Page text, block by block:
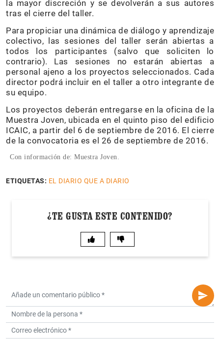
la mayor discreción y se devolverán a sus autores
tras el cierre del taller.
Para propiciar una dinámica de diálogo y aprendizaje
colectivo, las sesiones del taller serán abiertas a
todos los participantes (salvo que soliciten lo
contrario). Las sesiones no estarán abiertas a
personal ajeno a los proyectos seleccionados. Cada
director podrá incluir en el taller a otro integrante de
su equipo.
Los proyectos deberán entregarse en la oficina de la
Muestra Joven, ubicada en el quinto piso del edificio
ICAIC, a partir del 6 de septiembre de 2016. El cierre
de la convocatoria es el 26 de septiembre de 2016.
Con información de: Muestra Joven.
ETIQUETAS: EL DIARIO QUE A DIARIO
¿TE GUSTA ESTE CONTENIDO?